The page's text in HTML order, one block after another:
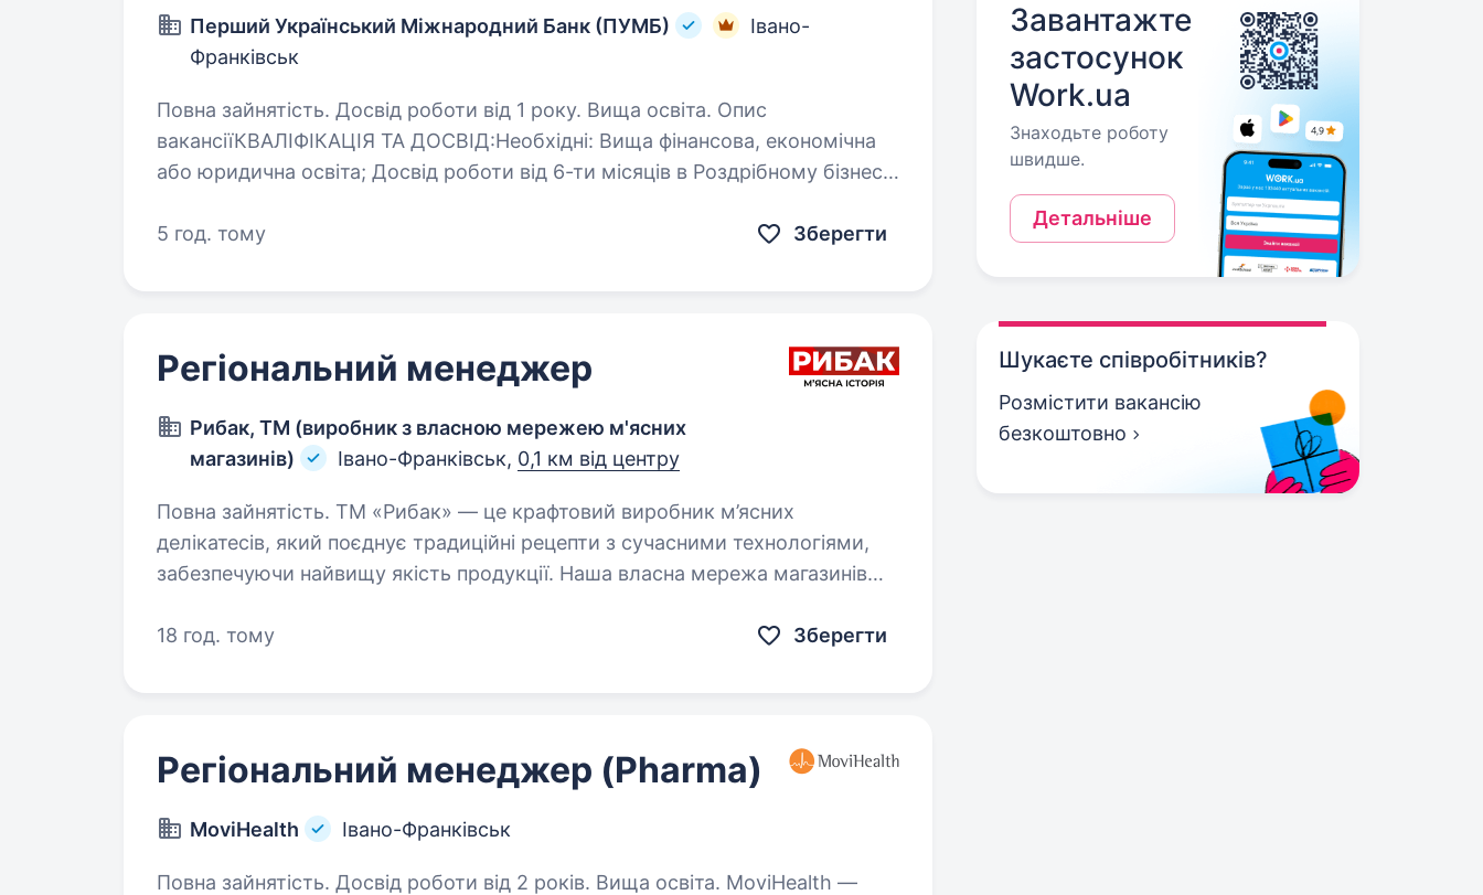
Перший Український Міжнародний Банк (ПУМБ)
Івано-
Франківськ
Повна зайнятість. Досвід роботи від 1 року. Вища освіта. Опис
вакансіїКВАЛІФІКАЦІЯ ТА ДОСВІД:Необхідні: Вища фінансова, економічна
або юридична освіта; Досвід роботи від 6-ти місяців в Роздрібному бізнесі;
5 год. тому
Зберегти
Регіональний менеджер
Рибак, ТМ (виробник з власною мережею м'ясних
магазинів)
Івано-Франківськ, 0,1 км від центру
Повна зайнятість. ТМ «Рибак» — це крафтовий виробник м’ясних
делікатесів, який поєднує традиційні рецепти з сучасними технологіями,
забезпечуючи найвищу якість продукції. Наша власна мережа магазинів
18 год. тому
Зберегти
Регіональний менеджер (Pharma)
MoviHealth Івано-Франківськ
Повна зайнятість. Досвід роботи від 2 років. Вища освіта. MoviHealth —
Завантажте
застосунок
Work.ua
Знаходьте роботу
швидше.
Детальніше
Шукаєте співробітників?
Розмістити вакансію
безкоштовно